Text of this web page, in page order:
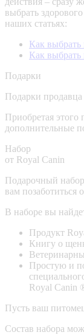
выбрать
наших статьях:
Как выбрать
Как выбрать
Подарки
Подарки продавца
Приобретая
дополнительные
Набор
от Royal Canin
Подарочный
вам
В наборе вы
Продукт
Книгу о
Простую и
Royal Canin
Пусть ваш
Состав набора